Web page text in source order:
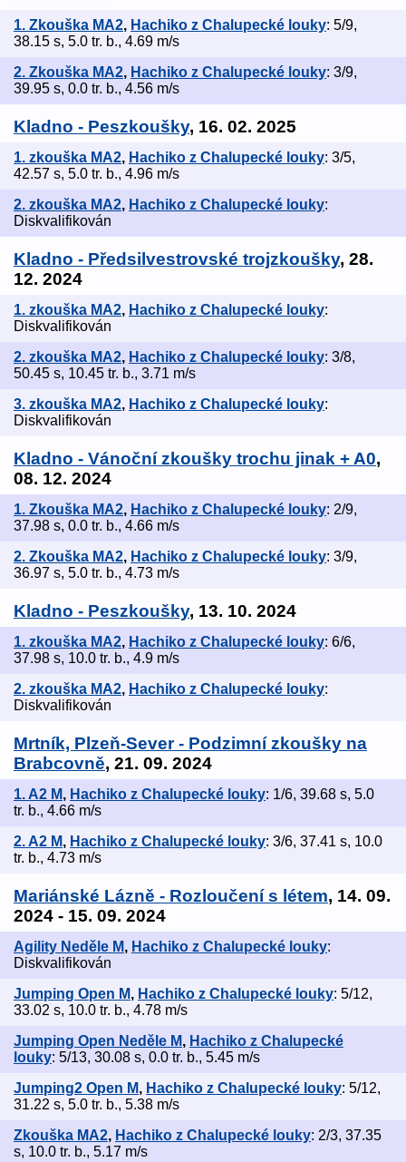
1. Zkouška MA2, Hachiko z Chalupecké louky: 5/9,
38.15 s, 5.0 tr. b., 4.69 m/s
2. Zkouška MA2, Hachiko z Chalupecké louky: 3/9,
39.95 s, 0.0 tr. b., 4.56 m/s
Kladno - Peszkoušky, 16. 02. 2025
1. zkouška MA2, Hachiko z Chalupecké louky: 3/5,
42.57 s, 5.0 tr. b., 4.96 m/s
2. zkouška MA2, Hachiko z Chalupecké louky:
Diskvalifikován
Kladno - Předsilvestrovské trojzkoušky, 28.
12. 2024
1. zkouška MA2, Hachiko z Chalupecké louky:
Diskvalifikován
2. zkouška MA2, Hachiko z Chalupecké louky: 3/8,
50.45 s, 10.45 tr. b., 3.71 m/s
3. zkouška MA2, Hachiko z Chalupecké louky:
Diskvalifikován
Kladno - Vánoční zkoušky trochu jinak + A0,
08. 12. 2024
1. Zkouška MA2, Hachiko z Chalupecké louky: 2/9,
37.98 s, 0.0 tr. b., 4.66 m/s
2. Zkouška MA2, Hachiko z Chalupecké louky: 3/9,
36.97 s, 5.0 tr. b., 4.73 m/s
Kladno - Peszkoušky, 13. 10. 2024
1. zkouška MA2, Hachiko z Chalupecké louky: 6/6,
37.98 s, 10.0 tr. b., 4.9 m/s
2. zkouška MA2, Hachiko z Chalupecké louky:
Diskvalifikován
Mrtník, Plzeň-Sever - Podzimní zkoušky na
Brabcovně, 21. 09. 2024
1. A2 M, Hachiko z Chalupecké louky: 1/6, 39.68 s, 5.0
tr. b., 4.66 m/s
2. A2 M, Hachiko z Chalupecké louky: 3/6, 37.41 s, 10.0
tr. b., 4.73 m/s
Mariánské Lázně - Rozloučení s létem, 14. 09.
2024 - 15. 09. 2024
Agility Neděle M, Hachiko z Chalupecké louky:
Diskvalifikován
Jumping Open M, Hachiko z Chalupecké louky: 5/12,
33.02 s, 10.0 tr. b., 4.78 m/s
Jumping Open Neděle M, Hachiko z Chalupecké
louky: 5/13, 30.08 s, 0.0 tr. b., 5.45 m/s
Jumping2 Open M, Hachiko z Chalupecké louky: 5/12,
31.22 s, 5.0 tr. b., 5.38 m/s
Zkouška MA2, Hachiko z Chalupecké louky: 2/3, 37.35
s, 10.0 tr. b., 5.17 m/s